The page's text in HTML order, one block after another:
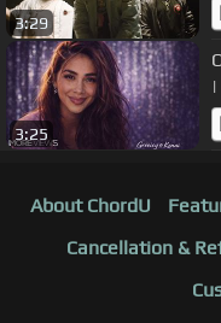
3:29
3:25
About ChordU
Cancellation &